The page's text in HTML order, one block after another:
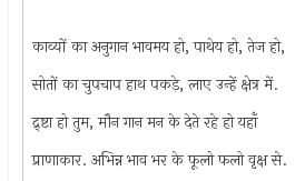
काव्यों का अनुगान भावमय हो, पाथेय हो, तेज हो,
सोतों का चुपचाप हाथ पकड़े, लाए उन्हें क्षेत्र में.
द्र्ष्टा हो तुम, मौन गान मन के देते रहे हो यहाँ
प्राणाकार. अभिन्न भाव भर के फूलो फलो वृक्ष से.